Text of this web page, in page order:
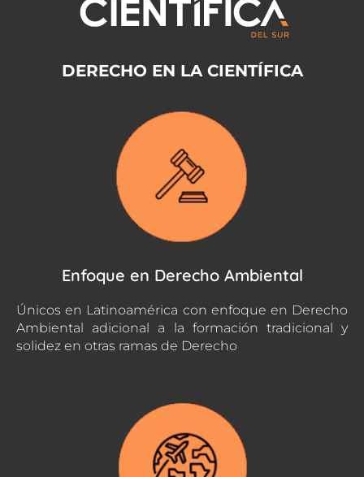
DERECHO EN LA CIENTÍFICA
Enfoque en Derecho Ambiental
Únicos en Latinoamérica con enfoque en Derecho
Ambiental adicional a la formación tradicional y
solidez en otras ramas de Derecho